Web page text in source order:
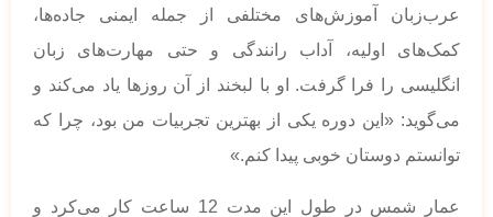
عرب‌زبان آموزش‌های مختلفی از جمله ایمنی جاده‌ها،
کمک‌های اولیه، آداب رانندگی و حتی مهارت‌های زبان
انگلیسی را فرا گرفت. او با لبخند از آن روزها یاد می‌کند و
می‌گوید: «این دوره یکی از بهترین تجربیات من بود، چرا که
توانستم دوستان خوبی پیدا کنم.»
عمار شمس در طول این مدت 12 ساعت کار می‌کرد و